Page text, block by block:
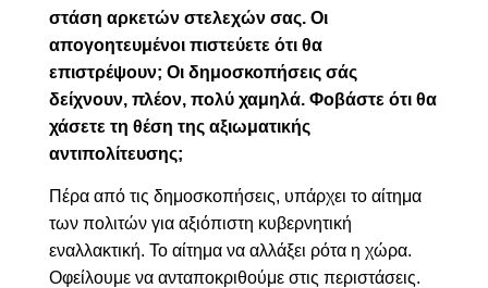
στάση αρκετών στελεχών σας. Οι
απογοητευμένοι πιστεύετε ότι θα
επιστρέψουν; Οι δημοσκοπήσεις σάς
δείχνουν, πλέον, πολύ χαμηλά. Φοβάστε ότι θα
χάσετε τη θέση της αξιωματικής
αντιπολίτευσης;
Πέρα από τις δημοσκοπήσεις, υπάρχει το αίτημα
των πολιτών για αξιόπιστη κυβερνητική
εναλλακτική. Το αίτημα να αλλάξει ρότα η χώρα.
Οφείλουμε να ανταποκριθούμε στις περιστάσεις.